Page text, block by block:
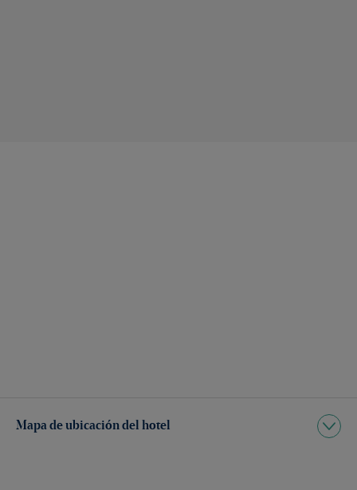
Mapa de ubicación del hotel